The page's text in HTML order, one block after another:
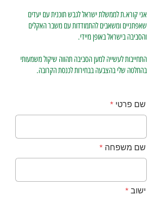
אני קורא.ת לממשלת ישראל לגבש תוכנית עם יעדים
שאפתניים ומשאבים להתמודדות עם משבר האקלים
והסביבה בישראל באופן מיידי.
התחייבות לעשייה למען הסביבה תהווה שיקול משמעותי
בהחלטה שלי בהצבעה בבחירות לכנסת הקרובה.
שם משפחה
שם פרטי
ישוב